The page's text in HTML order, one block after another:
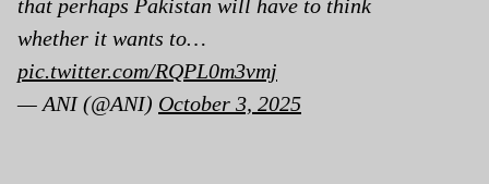
that perhaps Pakistan will have to think
whether it wants to…
pic.twitter.com/RQPL0m3vmj
— ANI (@ANI) October 3, 2025